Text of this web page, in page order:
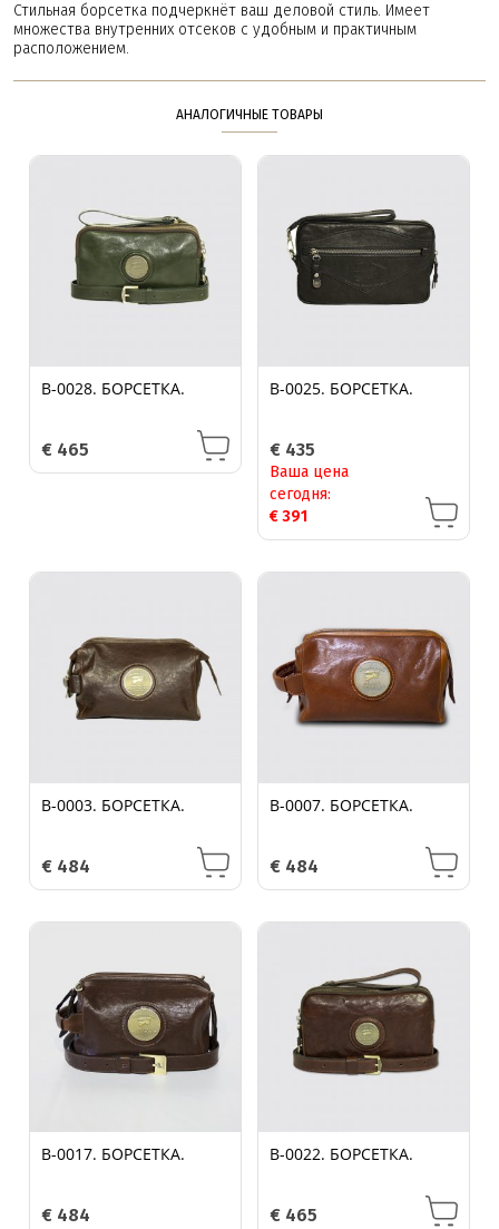
Стильная борсетка подчеркнёт ваш деловой стиль. Имеет
множества внутренних отсеков с удобным и практичным
расположением.
АНАЛОГИЧНЫЕ ТОВАРЫ
B-0028. БОРСЕТКА.
€ 465
B-0025. БОРСЕТКА.
€ 435
Ваша цена
сегодня:
€391
B-0003. БОРСЕТКА.
€ 484
B-0007. БОРСЕТКА.
€ 484
B-0017. БОРСЕТКА.
€ 484
B-0022. БОРСЕТКА.
€ 465